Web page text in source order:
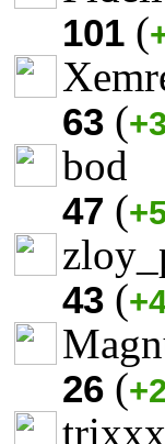
101 (
63 (
bod
47 (
43 (
26 (+2